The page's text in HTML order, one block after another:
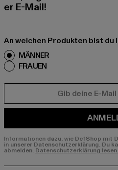
er E-Mail!
An welchen Produkten bist
MÄNNER
FRAUEN
Informationen dazu, wie DefShop mit
in unserer Datenschutzerklärung. Du
abmelden. Datenschutzerklärung lesen.